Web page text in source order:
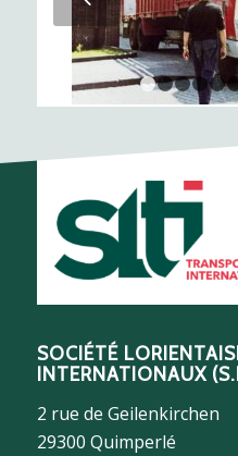
SOCIÉTÉ
INTERNATIONAUX
2 rue de Geilenkirchen
29300 Quimperlé